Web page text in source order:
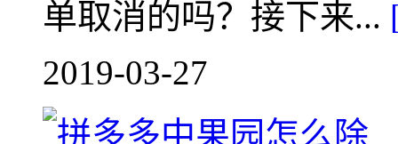
单取消的吗？接下来...
2019-03-27